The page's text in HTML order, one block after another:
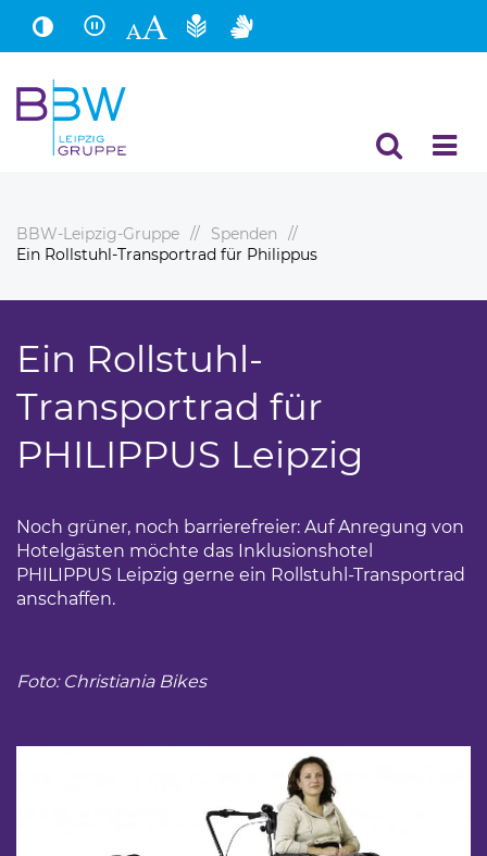
Hauptinhalt
Fußbereich
BBW-Leipzig-Gruppe
Spenden
Ein Rollstuhl-Transportrad für Philippus
Ein Rollstuhl-
Transportrad für
PHILIPPUS Leipzig
Noch grüner, noch barrierefreier: Auf Anregung von
Hotelgästen möchte das Inklusionshotel
PHILIPPUS Leipzig gerne ein Rollstuhl-Transportrad
anschaffen.
Foto: Christiania Bikes